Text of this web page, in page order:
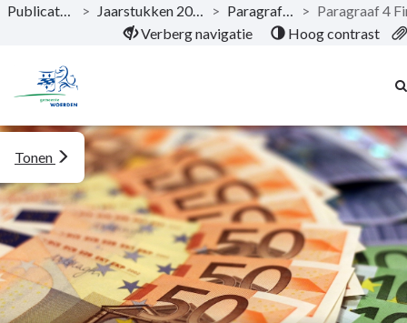
Naar hoofdinhoud
Publicaties > Jaarstukken 2024 > Paragrafen
>
Verberg navigatie
Hoog contrast
Tonen